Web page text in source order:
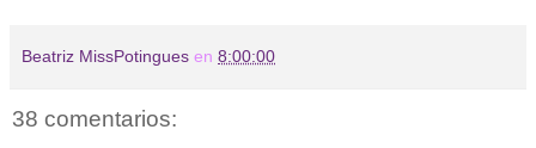
Beatriz MissPotingues en 8:00:00
38 comentarios: